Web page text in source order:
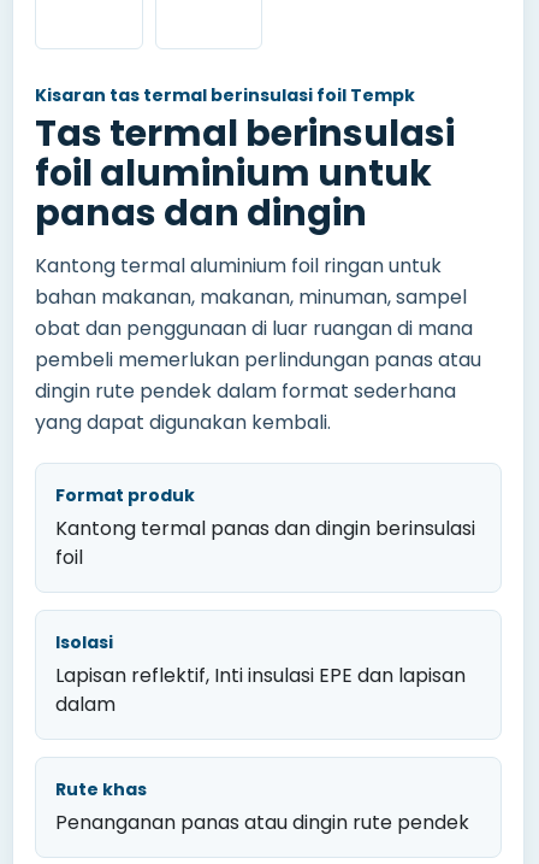
Kisaran tas termal berinsulasi foil Tempk
Tas termal berinsulasi
foil aluminium untuk
panas dan dingin
Kantong termal aluminium foil ringan untuk
bahan makanan, makanan, minuman, sampel
obat dan penggunaan di luar ruangan di mana
pembeli memerlukan perlindungan panas atau
dingin rute pendek dalam format sederhana
yang dapat digunakan kembali.
Format produk
Kantong termal panas dan dingin berinsulasi
foil
Isolasi
Lapisan reflektif, Inti insulasi EPE dan lapisan
dalam
Rute khas
Penanganan panas atau dingin rute pendek